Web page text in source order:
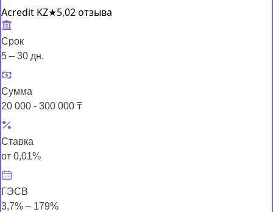
Acredit KZ★5,02 отзыва
Срок
5 – 30 дн.
Сумма
20 000 - 300 000 ₸
Ставка
от 0,01%
ГЭСВ
3,7% – 179%